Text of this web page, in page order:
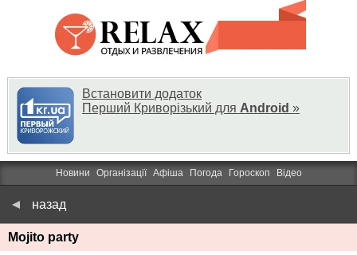
Встановити додаток
Перший Криворізький для Android »
Новини Організації Афіша Погода Гороскоп Відео
назад
Mojito party